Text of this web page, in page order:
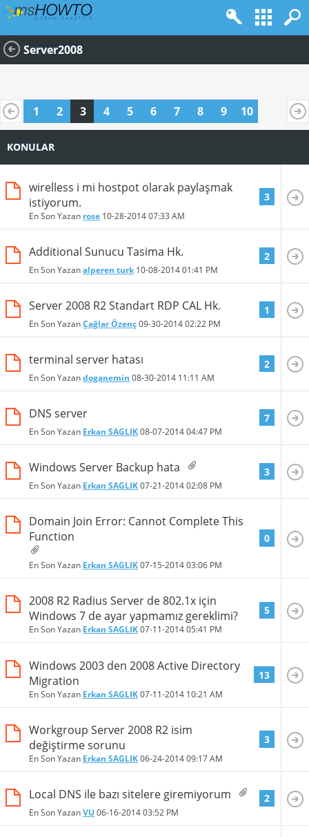
Server2008
1 2 3 4 5 6 7 8 9 10
KONULAR
wirelless i mi hostpot olarak paylaşmak
istiyorum.
En Son Yazan rose 10-28-201407:33 AM
3
Additional Sunucu Tasima Hk.
En Son Yazanalperen turk 10-08-201401:41 PM
2
Server 2008 R2 Standart RDP CAL Hk.
En Son YazanÇağlar Özenç09-30-201402:22 PM
1
terminal server hatası
En Son Yazandoganemin 08-30-2014 11:11 AM
2
DNS server
En Son Yazan Erkan SAGLIK08-07-201404:47 PM
7
Windows Server Backup hata
En Son Yazan Erkan SAGLIK07-21-201402:08 PM
3
Domain Join Error: Cannot Complete This
Function
En Son Yazan Erkan SAGLIK07-15-201403:06 PM
0
2008 R2 Radius Server de 802.1x için
Windows 7 de ayar yapmamız gereklimi?
En Son Yazan Erkan SAGLIK07-11-201405:41 PM
5
Windows 2003 den 2008 Active Directory
Migration
En Son Yazan Erkan SAGLIK07-11-2014 10:21 AM
13
Workgroup Server 2008 R2 isim
değiştirme sorunu
En Son Yazan Erkan SAGLIK06-24-201409:17 AM
3
Local DNS ile bazı sitelere giremiyorum
En Son YazanVU 06-16-201403:52 PM
2